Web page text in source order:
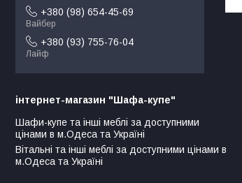
+380 (98) 654-45-69
Вайбер
+380 (93) 755-76-04
Лайф
інтернет-магазин "Шафа-купе"
Шафи-купе та інші меблі за доступними
цінами в м.Одеса та Україні
Вітальні та інші меблі за доступними цінами в
м.Одеса та Україні